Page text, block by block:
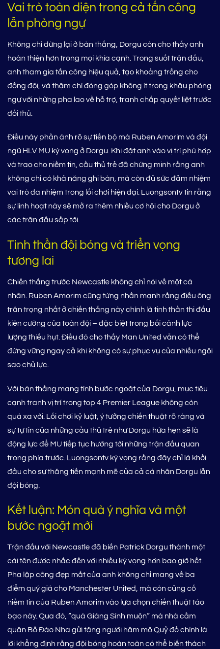
Vai trò toàn diện trong cả tấn công
lẫn phòng ngự
Không chỉ dừng lại ở bàn thắng, Dorgu còn cho thấy anh
hoàn thiện hơn trong mọi khía cạnh. Trong suốt trận đấu,
anh tham gia tấn công hiệu quả, tạo khoảng trống cho
đồng đội, và thậm chí đóng góp không ít trong khâu phòng
ngự với những pha lao về hỗ trợ, tranh chấp quyết liệt trước
đối thủ.
Điều này phản ánh rõ sự tiến bộ mà Ruben Amorim và đội
ngũ HLV MU kỳ vọng ở Dorgu. Khi đặt anh vào vị trí phù hợp
và trao cho niềm tin, cầu thủ trẻ đã chứng minh rằng anh
không chỉ có khả năng ghi bàn, mà còn đủ sức đảm nhiệm
vai trò đa nhiệm trong lối chơi hiện đại. Luongsontv tin rằng
sự linh hoạt này sẽ mở ra thêm nhiều cơ hội cho Dorgu ở
các trận đấu sắp tới.
Tinh thần đội bóng và triển vọng
tương lai
Chiến thắng trước Newcastle không chỉ nói về một cá
nhân. Ruben Amorim cũng từng nhấn mạnh rằng điều ông
trân trọng nhất ở chiến thắng này chính là tinh thần thi đấu
kiên cường của toàn đội – đặc biệt trong bối cảnh lực
lượng thiếu hụt. Điều đó cho thấy Man United vẫn có thể
đứng vững ngay cả khi không có sự phục vụ của nhiều ngôi
sao chủ lực.
Với bàn thắng mang tính bước ngoặt của Dorgu, mục tiêu
cạnh tranh vị trí trong top 4 Premier League không còn
quá xa vời. Lối chơi kỷ luật, ý tưởng chiến thuật rõ ràng và
sự tự tin của những cầu thủ trẻ như Dorgu hứa hẹn sẽ là
động lực để MU tiếp tục hướng tới những trận đấu quan
trọng phía trước. Luongsontv kỳ vọng rằng đây chỉ là khởi
đầu cho sự thăng tiến mạnh mẽ của cả cá nhân Dorgu lẫn
đội bóng.
Kết luận: Món quà ý nghĩa và một
bước ngoặt mới
Trận đấu với Newcastle đã biến Patrick Dorgu thành một
cái tên được nhắc đến với nhiều kỳ vọng hơn bao giờ hết.
Pha lập công đẹp mắt của anh không chỉ mang về ba
điểm quý giá cho Manchester United, mà còn củng cố
niềm tin của Ruben Amorim vào lựa chọn chiến thuật táo
bạo này. Qua đó, “quà Giáng Sinh muộn” mà nhà cầm
quân Bồ Đào Nha gửi tặng người hâm mộ Quỷ đỏ chính là
lời khẳng định rằng đội bóng hoàn toàn có thể biến thách